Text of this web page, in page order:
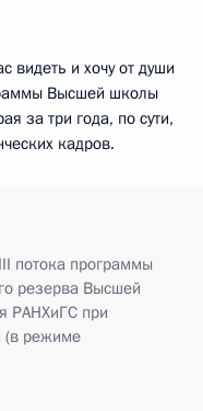
видеть и хочу от души
Высшей школы
за три года, по сути,
кадров.
потока программы
резерва Высшей
РАНХиГС при
(в режиме